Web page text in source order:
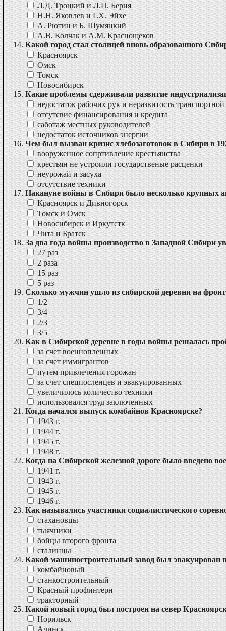
Л.Д. Троцкий и Л.П. Берия
Н.Н. Яковлев и Г.Х. Эйхе
А. Рютин и Б. Шумяцкий
А.В. Колчак и А.М. Краснощеков
Какой город стал столицей вновь образованного
Красноярск
Омск
Томск
Новосибирск
Какие проблемы сдерживали развитие
недостаток рабочих рук и неразвитость транспортной
отсутсвие финансирования и кредита
саботаж местных руководителей
недостаток источников энергии
Чем был вызван кризис хлебозаготовок в Сибири в
вооруженное сопртивление крестьянства
крестьян не устроили государственые расценки
неурожай и засуха
отсутствие техники
Накануне войны в Сибири было несколько крупных
Красноярск и Дивногорск
Томск и Омск
Новосибирск и Иркутстк
Чита и Братск
За два года войны производство в Западной Сибири
27 раз
2 раза
15 раз
5 раз
Сколько мужчин ушло из сибирской деревни на фронт
1/2
3/4
2/3
3/5
Как в Сибирской деревне в годы войны решалась
за счет военнопленных
за счет иммигрантов
путем привлечения горожан
за счет спецпосленцев и эвакуированных
увеличилось количество техники
использовался труд заключенных
Когда начался выпуск комбайнов Красноярске?
1943 г.
1944 г.
1945 г.
1948 г.
Когда на Сибирской железной дороге было введено
1941 г.
1943 г.
1945 г.
1946 г.
Как назывались участники социалистического
стахановцы
тыячники
бойцы второго фронта
сталинцы
Какой машиностроительный завод был эвакуирован
комбайновый
станкостроительный
Красный профинтерн
тракторный
Какой новый город был построен на север
Норильск
Ачинск